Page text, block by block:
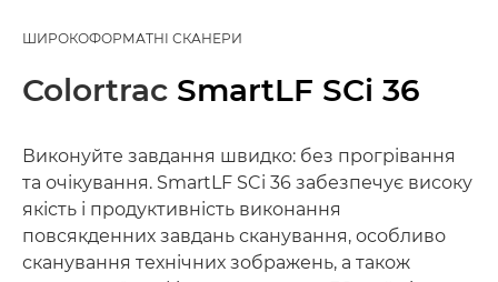
ШИРОКОФОРМАТНІ СКАНЕРИ
Colortrac SmartLF SCi 36
Виконуйте завдання швидко: без прогрівання
та очікування. SmartLF SCi 36 забезпечує високу
якість і продуктивність виконання
повсякденних завдань сканування, особливо
сканування технічних зображень, а також